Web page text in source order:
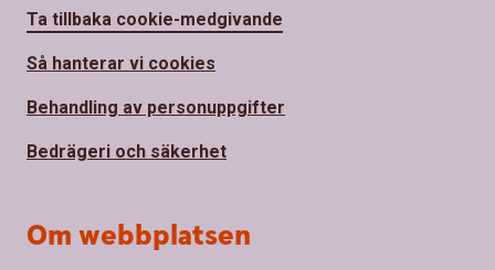
Ta tillbaka cookie-medgivande
Så hanterar vi cookies
Behandling av personuppgifter
Bedrägeri och säkerhet
Om webbplatsen